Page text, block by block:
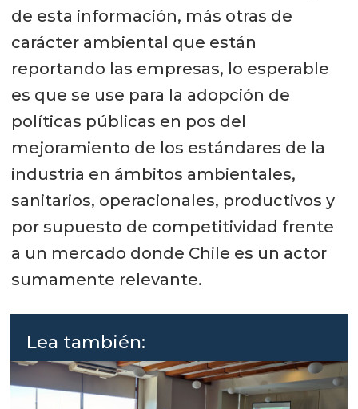
de esta información, más otras de
carácter ambiental que están
reportando las empresas, lo esperable
es que se use para la adopción de
políticas públicas en pos del
mejoramiento de los estándares de la
industria en ámbitos ambientales,
sanitarios, operacionales, productivos y
por supuesto de competitividad frente
a un mercado donde Chile es un actor
sumamente relevante.
Lea también: